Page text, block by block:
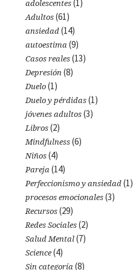
adolescentes(1)
Adultos(61)
ansiedad(14)
autoestima(9)
Casos reales(13)
Depresión(8)
Duelo(1)
Duelo y pérdidas(1)
jóvenes adultos(3)
Libros(2)
Mindfulness(6)
Niños(4)
Pareja(14)
Perfeccionismo y ansiedad(1)
procesos emocionales(3)
Recursos(29)
Redes Sociales(2)
Salud Mental(7)
Science(4)
Sin categoría(8)